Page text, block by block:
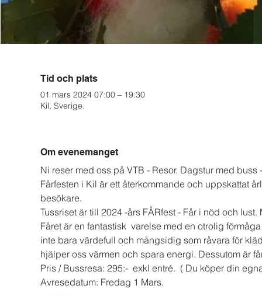
Tid och plats
01 mars 2024 07:00 – 19:30
Kil, Sverige.
Om evenemanget
Ni reser med oss på VTB - Resor. Dagstur med buss
Fårfesten i Kil är ett återkommande och uppskattat
besökare.
Tussriset är till 2024 -års FÅRfest - Får i nöd och
Fåret är en fantastisk  varelse med en otrolig
inte bara värdefull och mångsidig som råvara för
hjälper oss värmen och spara energi. Dessutom är
Pris / Bussresa: 295:-  exkl entré.  ( Du köper din
Avresedatum: Fredag 1 Mars.